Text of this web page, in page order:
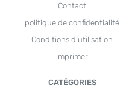
Contact
politique de confidentialité
Conditions d’utilisation
imprimer
CATÉGORIES